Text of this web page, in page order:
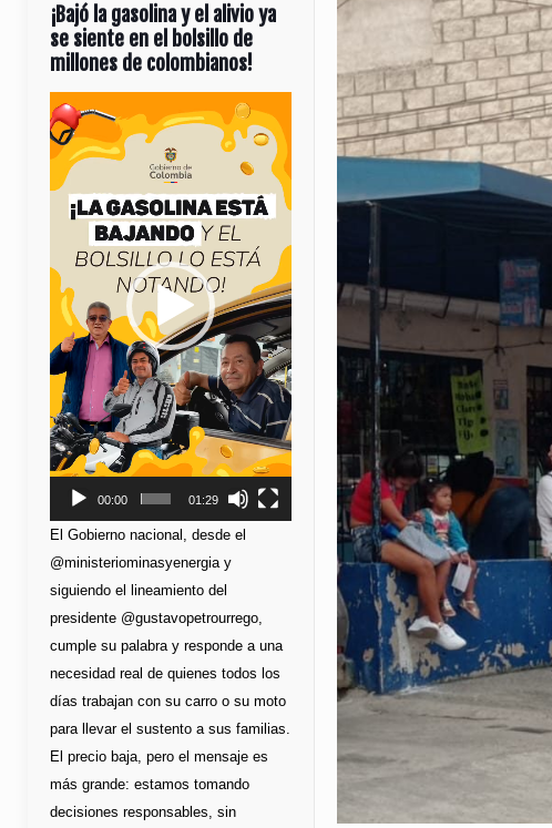
¡Bajó la gasolina y el alivio ya
se siente en el bolsillo de
millones de colombianos!
Reproductor
de
vídeo
00:00 01:29
El Gobierno nacional, desde el
@ministeriominasyenergia y
siguiendo el lineamiento del
presidente @gustavopetrourrego,
cumple su palabra y responde a una
necesidad real de quienes todos los
días trabajan con su carro o su moto
para llevar el sustento a sus familias.
El precio baja, pero el mensaje es
más grande: estamos tomando
decisiones responsables, sin